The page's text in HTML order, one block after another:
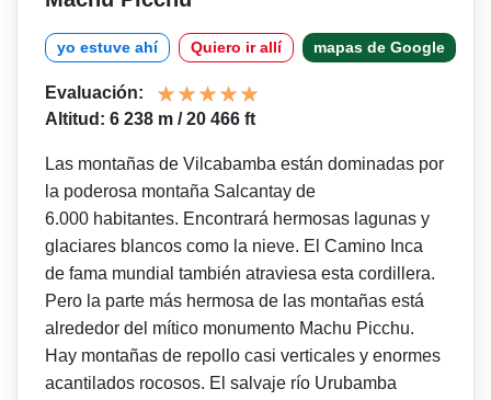
yo estuve ahí Quiero ir allí mapas de Google
Evaluación:
Altitud: 6 238 m / 20 466 ft
Las montañas de Vilcabamba están dominadas por
la poderosa montaña Salcantay de
6.000 habitantes. Encontrará hermosas lagunas y
glaciares blancos como la nieve. El Camino Inca
de fama mundial también atraviesa esta cordillera.
Pero la parte más hermosa de las montañas está
alrededor del mítico monumento Machu Picchu.
Hay montañas de repollo casi verticales y enormes
acantilados rocosos. El salvaje río Urubamba